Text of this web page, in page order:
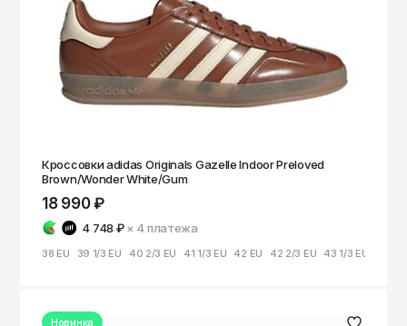
Кроссовки adidas Originals Gazelle Indoor Preloved
Brown/Wonder White/Gum
18 990 ₽
4 748 ₽ × 4платежа
38 EU 39 1/3 EU 40 2/3 EU 41 1/3 EU 42 EU 42 2/3 EU 43 1/3 EU
Новинка